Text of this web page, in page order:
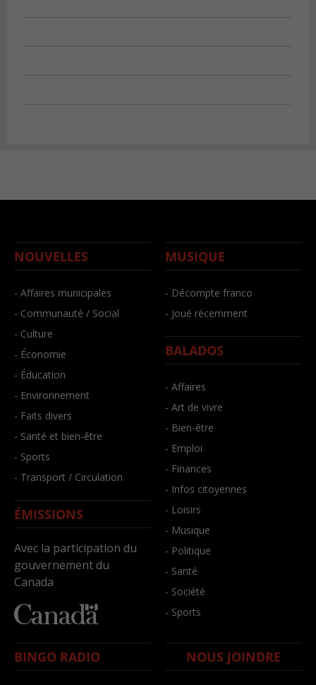
NOUVELLES
- Affaires municipales
- Communauté / Social
- Culture
- Économie
- Éducation
- Environnement
- Faits divers
- Santé et bien-être
- Sports
- Transport / Circulation
ÉMISSIONS
Avec la participation du
gouvernement du
Canada
MUSIQUE
- Décompte franco
- Joué récemment
BALADOS
- Affaires
- Art de vivre
- Bien-être
- Emploi
- Finances
- Infos citoyennes
- Loisirs
- Musique
- Politique
- Santé
- Société
- Sports
BINGO RADIO NOUS JOINDRE